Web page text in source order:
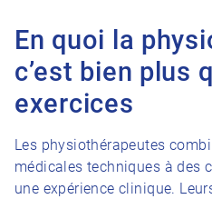
En quoi la
c’est bien plus
exercices
Les physiothérapeutes
médicales techniques à des
une expérience clinique.